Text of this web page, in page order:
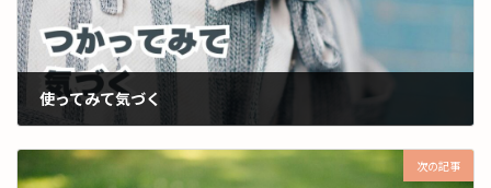
使ってみて気づく
次の記事